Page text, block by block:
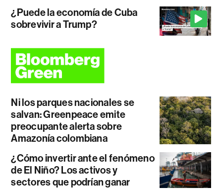
¿Puede la economía de Cuba
sobrevivir a Trump?
Ni los parques nacionales se
salvan: Greenpeace emite
preocupante alerta sobre
Amazonía colombiana
¿Cómo invertir ante el fenómeno
de El Niño? Los activos y
sectores que podrían ganar